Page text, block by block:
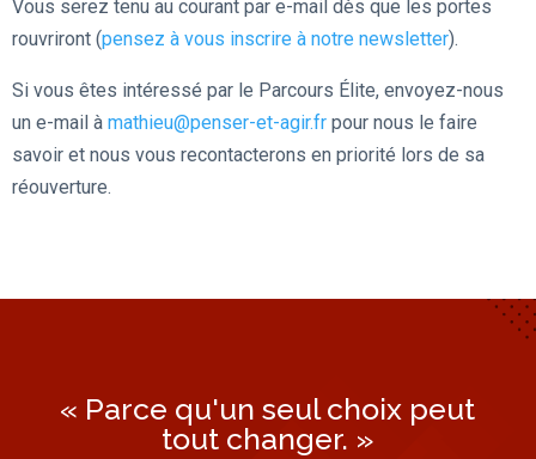
Vous serez tenu au courant par e-mail dès que les portes
rouvriront (pensez à vous inscrire à notre newsletter).
Si vous êtes intéressé par le Parcours Élite, envoyez-nous
un e-mail à mathieu@penser-et-agir.fr pour nous le faire
savoir et nous vous recontacterons en priorité lors de sa
réouverture.
« Parce qu'un seul choix peut
tout changer. »